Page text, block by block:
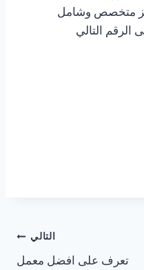
متخصص وشامل
التالي
التالي
تعرف على افضل معمل